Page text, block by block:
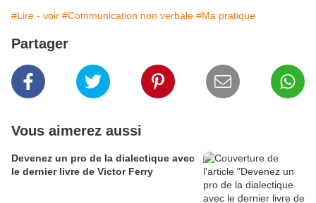
#Lire - voir #Communication non verbale #Ma pratique
Partager
Vous aimerez aussi
Devenez un pro de la dialectique avec
le dernier livre de Victor Ferry